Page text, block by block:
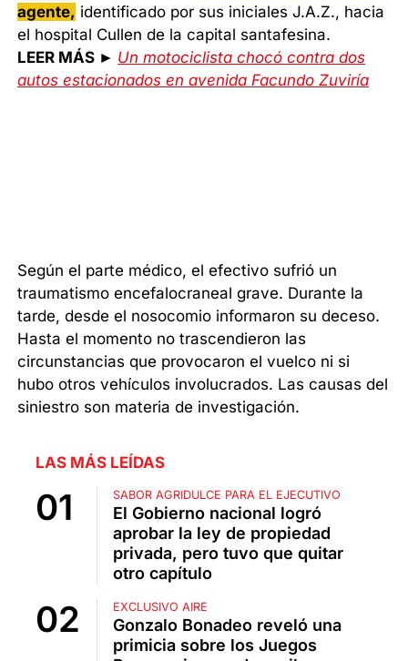
agente, identificado por sus iniciales J.A.Z., hacia
el hospital Cullen de la capital santafesina.
LEER MÁS ► Un motociclista chocó contra dos
autos estacionados en avenida Facundo Zuviría
Según el parte médico, el efectivo sufrió un
traumatismo encefalocraneal grave. Durante la
tarde, desde el nosocomio informaron su deceso.
Hasta el momento no trascendieron las
circunstancias que provocaron el vuelco ni si
hubo otros vehículos involucrados. Las causas del
siniestro son materia de investigación.
LAS MÁS LEÍDAS
SABOR AGRIDULCE PARA EL EJECUTIVO
El Gobierno nacional logró
aprobar la ley de propiedad
privada, pero tuvo que quitar
otro capítulo
EXCLUSIVO AIRE
Gonzalo Bonadeo reveló una
primicia sobre los Juegos